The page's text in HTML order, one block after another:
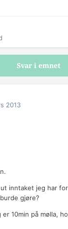
Svar i emnet
2013
inntaket jeg har
gjøre?
10min på mølla,